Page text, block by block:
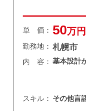
単 価： 50万
勤務地： 札幌市
内 容： 基本設計
スキル： その他言